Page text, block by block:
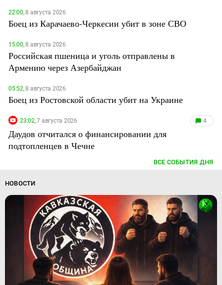
22:00,8 августа 2026
Боец из Карачаево-Черкесии убит в зоне СВО
15:00,8 августа 2026
Российская пшеница и уголь отправлены в
Армению через Азербайджан
05:52,8 августа 2026
Боец из Ростовской области убит на Украине
23:02,7 августа 2026 4
Даудов отчитался о финансировании для
подтопленцев в Чечне
ВСЕ СОБЫТИЯ ДНЯ
НОВОСТИ